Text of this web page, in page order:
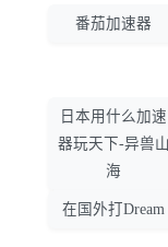
番茄加速器
日本用什么加速
器玩天下-异兽山
海
在国外打Dream